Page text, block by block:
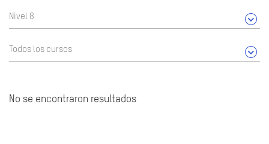
Nivel 8
Todos los cursos
No se encontraron resultados